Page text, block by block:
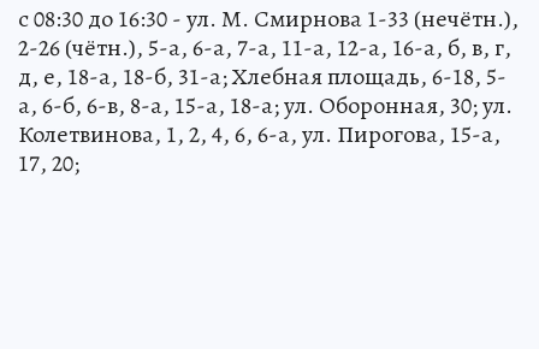
с 08:30 до 16:30 - ул. М. Смирнова 1-33 (нечётн.),
2-26 (чётн.), 5-а, 6-а, 7-а, 11-а, 12-а, 16-а, б, в, г,
д, е, 18-а, 18-б, 31-а; Хлебная площадь, 6-18, 5-
а, 6-б, 6-в, 8-а, 15-а, 18-а; ул. Оборонная, 30; ул.
Колетвинова, 1, 2, 4, 6, 6-а, ул. Пирогова, 15-а,
17, 20;